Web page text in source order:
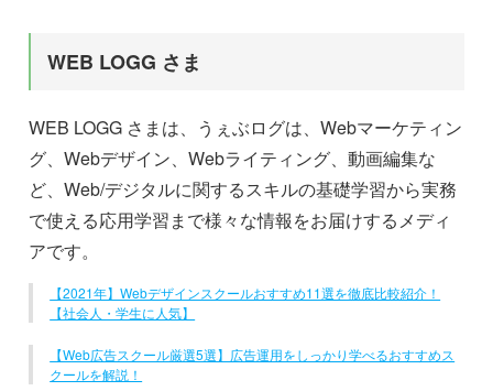
WEB LOGG さま
WEB LOGG さまは、うぇぶログは、Webマーケティン
グ、Webデザイン、Webライティング、動画編集な
ど、Web/デジタルに関するスキルの基礎学習から実務
で使える応用学習まで様々な情報をお届けするメディ
アです。
【2021年】Webデザインスクールおすすめ11選を徹底比較紹介！
【社会人・学生に人気】
【Web広告スクール厳選5選】広告運用をしっかり学べるおすすめス
クールを解説！